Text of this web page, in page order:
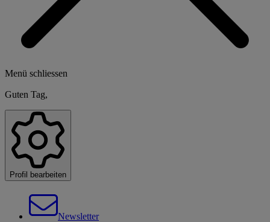
Menü schliessen
Guten Tag,
Profil bearbeiten
Newsletter